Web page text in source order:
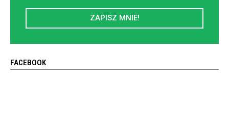
ZAPISZ MNIE!
FACEBOOK